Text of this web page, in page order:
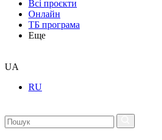
Всі проєкти
Онлайн
ТБ програма
Еще
UA
RU